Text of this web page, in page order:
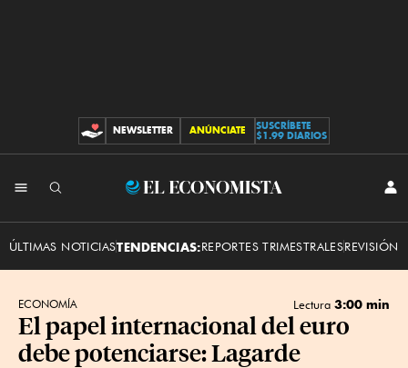
CONTRIBUCIONES
NEWSLETTER ANÚNCIATE
SUSCRÍBETE
$1.99 DIARIOS
El
ÚLTIMAS NOTICIASTENDENCIAS:REPORTES TRIMESTRALESREVISIÓN
ECONOMÍA Lectura 3:00 min
El papel internacional del euro
debe potenciarse: Lagarde